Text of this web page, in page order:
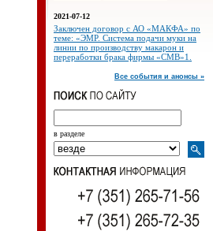
2021-07-12
Заключен договор с АО «МАКФА» по
теме: «ЭМР. Система подачи муки на
линии по производству макарон и
переработки брака фирмы «СМВ»1.
Все события и анонсы »
в разделе